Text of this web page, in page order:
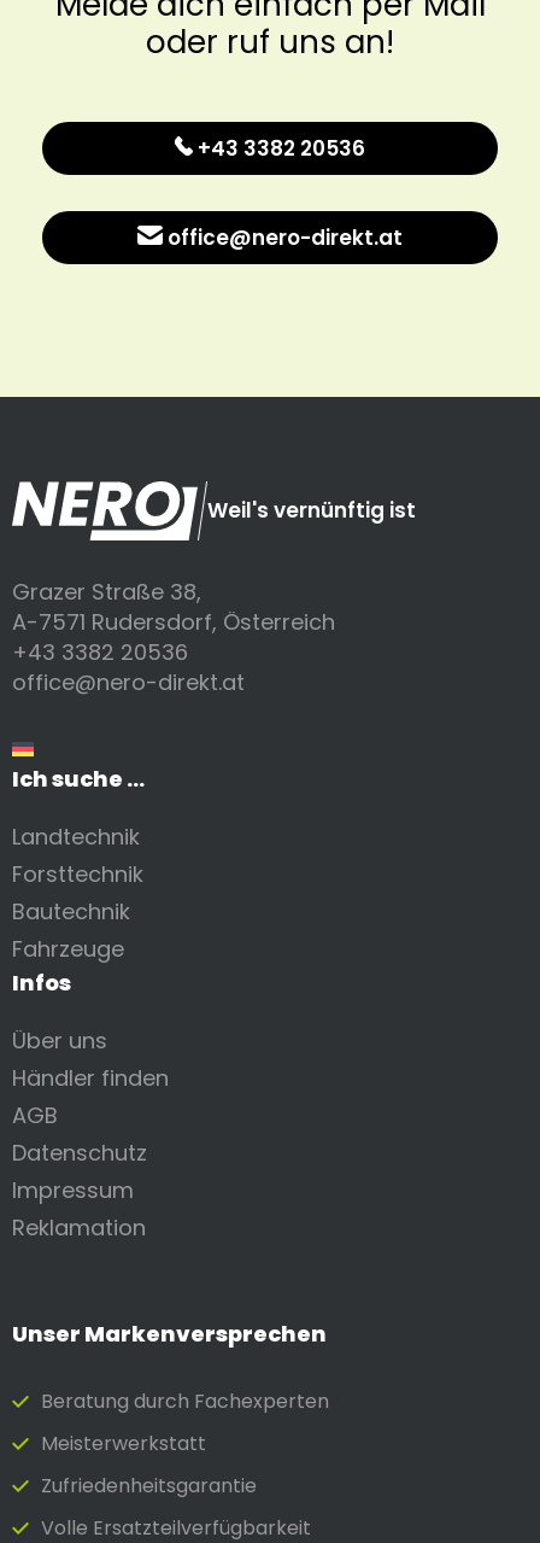
oder ruf uns an!
+43 3382 20536
office@nero-direkt.at
Weil's vernünftig ist
Grazer Straße 38,
A-7571 Rudersdorf, Österreich
+43 3382 20536
office@nero-direkt.at
Ich suche ...
Landtechnik
Forsttechnik
Bautechnik
Fahrzeuge
Infos
Über uns
Händler finden
AGB
Datenschutz
Impressum
Reklamation
Unser Markenversprechen
Beratung durch Fach­experten
Meister­werkstatt
Zufrieden­heits­garantie
Volle Ersatzteilverfügbarkeit